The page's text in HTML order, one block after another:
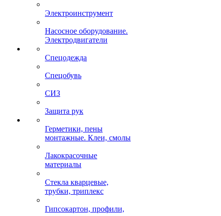
Электроинструмент
Насосное оборудование.
Электродвигатели
Спецодежда
Спецобувь
СИЗ
Защита рук
Герметики, пены
монтажные. Клеи, смолы
Лакокрасочные
материалы
Стекла кварцевые,
трубки, триплекс
Гипсокартон, профили,